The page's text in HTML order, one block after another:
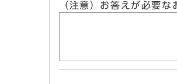
（注意）お答えが必要